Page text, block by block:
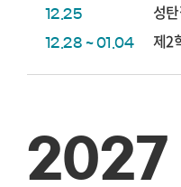
12.25 성
12.28 ~ 01.04 제2
2027